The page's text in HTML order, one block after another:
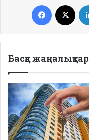
Facebook
Басқа жаңалықтар